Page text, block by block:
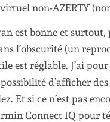
non-AZERTY
est bonne et
l’obscurité (un
est réglable. J’ai
d’afficher
Et si ce n’est pas
Connect IQ pour